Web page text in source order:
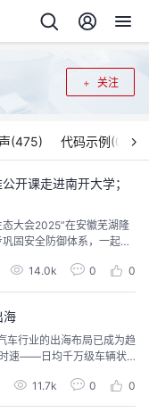
关注
(475) 代码示例(0
开课走进南开大学；
大会2025”在安徽芜湖隆
固安全防御体系，一起快
14.0k 0 0
海
车行业的出海布局已成为趋
速——日均千万级车辆状
方案旨在重构车联网底层逻
为什么车联网传统架构撑
11.7k 0 0